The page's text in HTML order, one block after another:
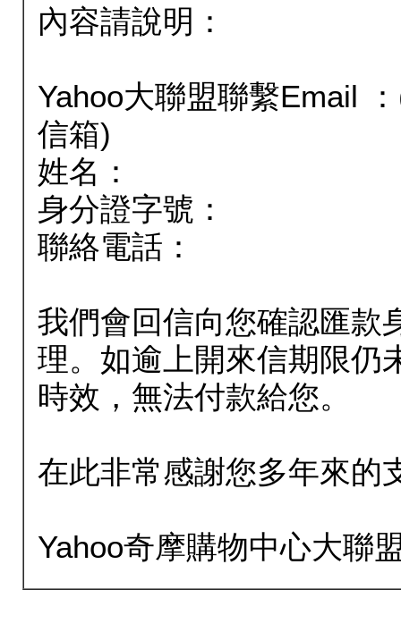
內容請說明：
Yahoo大聯盟聯繫Email
信箱)
姓名：
身分證字號：
聯絡電話：
我們會回信向您確認匯款
理。如逾上開來信期限仍
時效，無法付款給您。
在此非常感謝您多年來的
Yahoo奇摩購物中心大